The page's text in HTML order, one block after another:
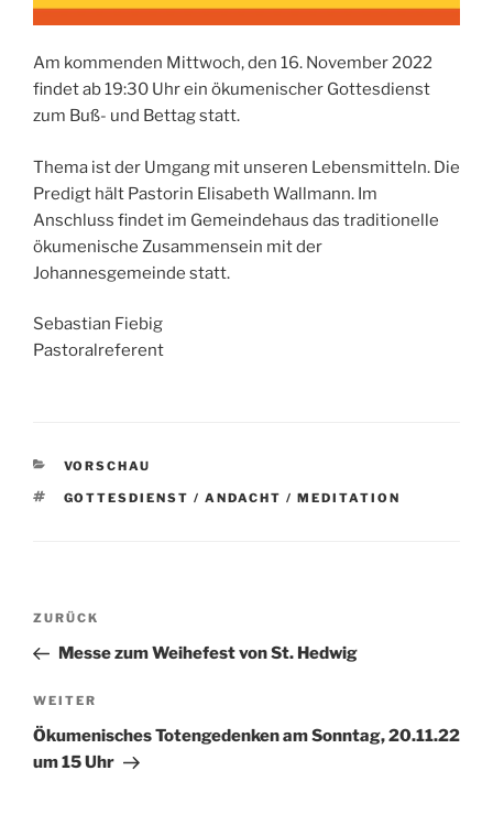
Am kommenden Mittwoch, den 16. November 2022
findet ab 19:30 Uhr ein ökumenischer Gottesdienst
zum Buß- und Bettag statt.
Thema ist der Umgang mit unseren Lebensmitteln. Die
Predigt hält Pastorin Elisabeth Wallmann. Im
Anschluss findet im Gemeindehaus das traditionelle
ökumenische Zusammensein mit der
Johannesgemeinde statt.
Sebastian Fiebig
Pastoralreferent
KATEGORIEN
VORSCHAU
SCHLAGWÖRTER
GOTTESDIENST / ANDACHT / MEDITATION
Beitragsnavigation
Vorheriger
Beitrag
ZURÜCK
Messe zum Weihefest von St. Hedwig
Nächster
Beitrag
WEITER
Ökumenisches Totengedenken am Sonntag, 20.11.22
um 15 Uhr